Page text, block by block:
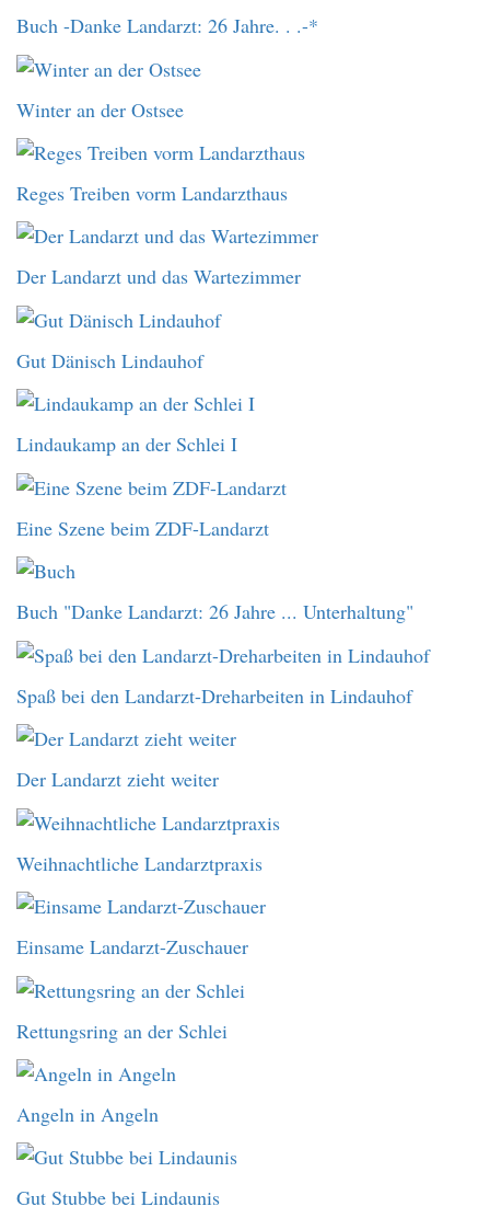
Buch -Danke Landarzt: 26 Jahre. . .-*
Winter an der Ostsee
Reges Treiben vorm Landarzthaus
Der Landarzt und das Wartezimmer
Gut Dänisch Lindauhof
Lindaukamp an der Schlei I
Eine Szene beim ZDF-Landarzt
Buch "Danke Landarzt: 26 Jahre ... Unterhaltung"
Spaß bei den Landarzt-Dreharbeiten in Lindauhof
Der Landarzt zieht weiter
Weihnachtliche Landarztpraxis
Einsame Landarzt-Zuschauer
Rettungsring an der Schlei
Angeln in Angeln
Gut Stubbe bei Lindaunis